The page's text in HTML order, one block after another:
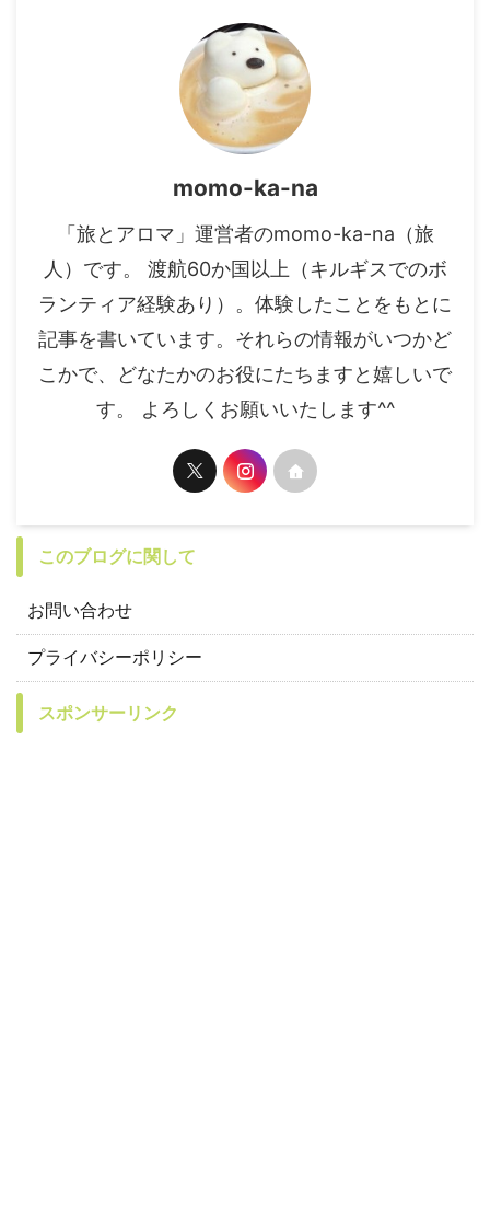
momo-ka-na
「旅とアロマ」運営者のmomo-ka-na（旅
人）です。 渡航60か国以上（キルギスでのボ
ランティア経験あり）。体験したことをもとに
記事を書いています。それらの情報がいつかど
こかで、どなたかのお役にたちますと嬉しいで
す。 よろしくお願いいたします^^
このブログに関して
お問い合わせ
プライバシーポリシー
スポンサーリンク